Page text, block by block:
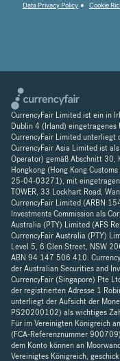
Data Privacy Policy
Cookie
CurrencyFair Limited ist ein in
Dublin 4 (Irland)
CurrencyFair Limited unterliegt
CurrencyFair Asia Limited ist
Operator) gemäß Abschnitt 30,
Hongkong (Hong Kong
25-04-03271), mit
TOWER, 33 Lockhart Road,
CurrencyFair Limited (ARBN
Investments Commission als
Australia (PTY) Limited (AFS
CurrencyFair Australia (PTY)
Level 5, 6 Glen Street, NSW
ABN 94 147 506 410.
der Australian Securities and
CurrencyFair (Singapore) Pte
der registrierten Adresse 1
unterliegt der Aufsicht der
PS20200102) als wichtiges
Für im Vereinigten Königreich
(FCA-Referenznummer
dem Konto können an
Vereinigtes Königreich,